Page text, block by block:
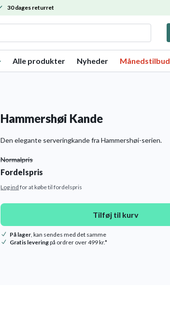
30 dages returret
Alle produkter Nyheder Månedstilbud
Hammershøi Kande
Den elegante serveringkande fra Hammershøi-serien.
Normalpris
Fordelspris
Log ind for at købe til fordelspris
Tilføj til kurv
På lager , kan sendes med det samme
Gratis leveringpå ordrer over 499 kr.*